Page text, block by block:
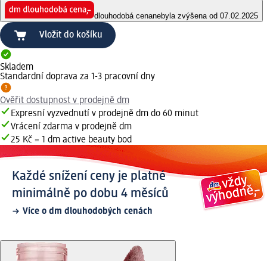
dlouhodobá cenanebyla zvýšena od 07.02.2025
Vložit do košíku
Skladem
Standardní doprava za 1-3 pracovní dny
Ověřit dostupnost v prodejně dm
Expresní vyzvednutí v prodejně dm do 60 minut
Vrácení zdarma v prodejně dm
25 Kč = 1 dm active beauty bod
Každé snížení ceny je platné
minimálně po dobu 4 měsíců
Více o dm dlouhodobých cenách